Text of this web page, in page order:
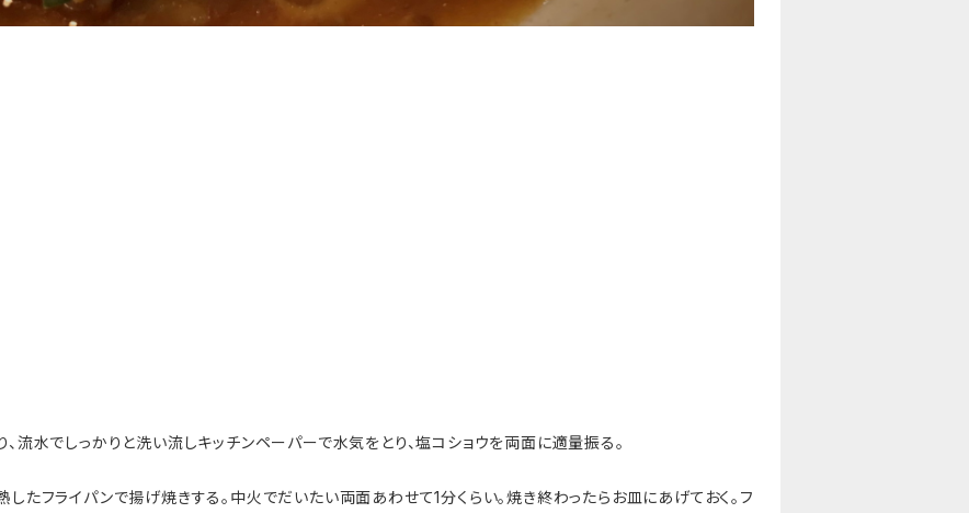
水でしっかりと洗い流しキッチンペーパーで水気をとり、塩コショウを両面に適量振る。
たフライパンで揚げ焼きする。中火でだいたい両面あわせて1分くらい。焼き終わったらお皿にあげておく。フ